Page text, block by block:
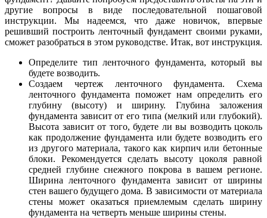
другие вопросы в виде последовательной пошаговой
инструкции. Мы надеемся, что даже новичок, впервые
решивший построить ленточный фундамент своими руками,
сможет разобраться в этом руководстве. Итак, вот инструкция.
Определите тип ленточного фундамента, который вы
будете возводить.
Создаем чертеж ленточного фундамента. Схема
ленточного фундамента поможет нам определить его
глубину (высоту) и ширину. Глубина заложения
фундамента зависит от его типа (мелкий или глубокий).
Высота зависит от того, будете ли вы возводить цоколь
как продолжение фундамента или будете возводить его
из другого материала, такого как кирпич или бетонные
блоки. Рекомендуется сделать высоту цоколя равной
средней глубине снежного покрова в вашем регионе.
Ширина ленточного фундамента зависит от ширины
стен вашего будущего дома. В зависимости от материала
стены может оказаться приемлемым сделать ширину
фундамента на четверть меньше ширины стены.